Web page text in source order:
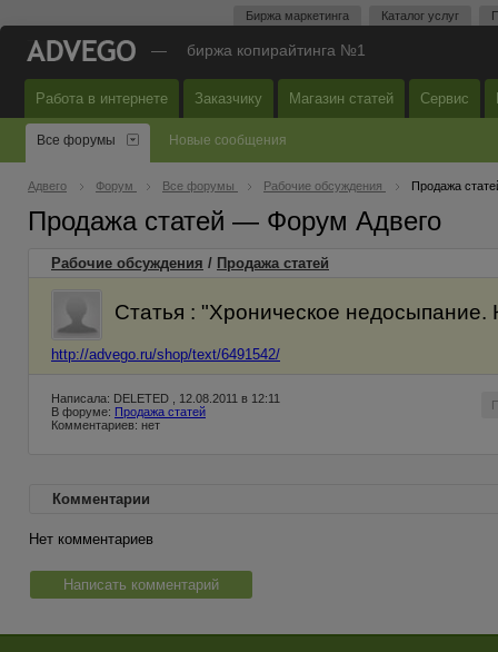
Биржа маркетинга Каталог услуг
— биржа копирайтинга №1
Работа в интернете Заказчику Магазин статей Сервис
Все форумы Новые сообщения
Адвего Форум Все форумы Рабочие обсуждения Продажа
Продажа статей — Форум Адвего
Рабочие обсуждения / Продажа статей
Статья : "Хроническое недосыпание.
http://advego.ru/shop/text/6491542/
Написала: DELETED , 12.08.2011 в 12:11
В форуме: Продажа статей
Комментариев: нет
Комментарии
Нет комментариев
Написать комментарий